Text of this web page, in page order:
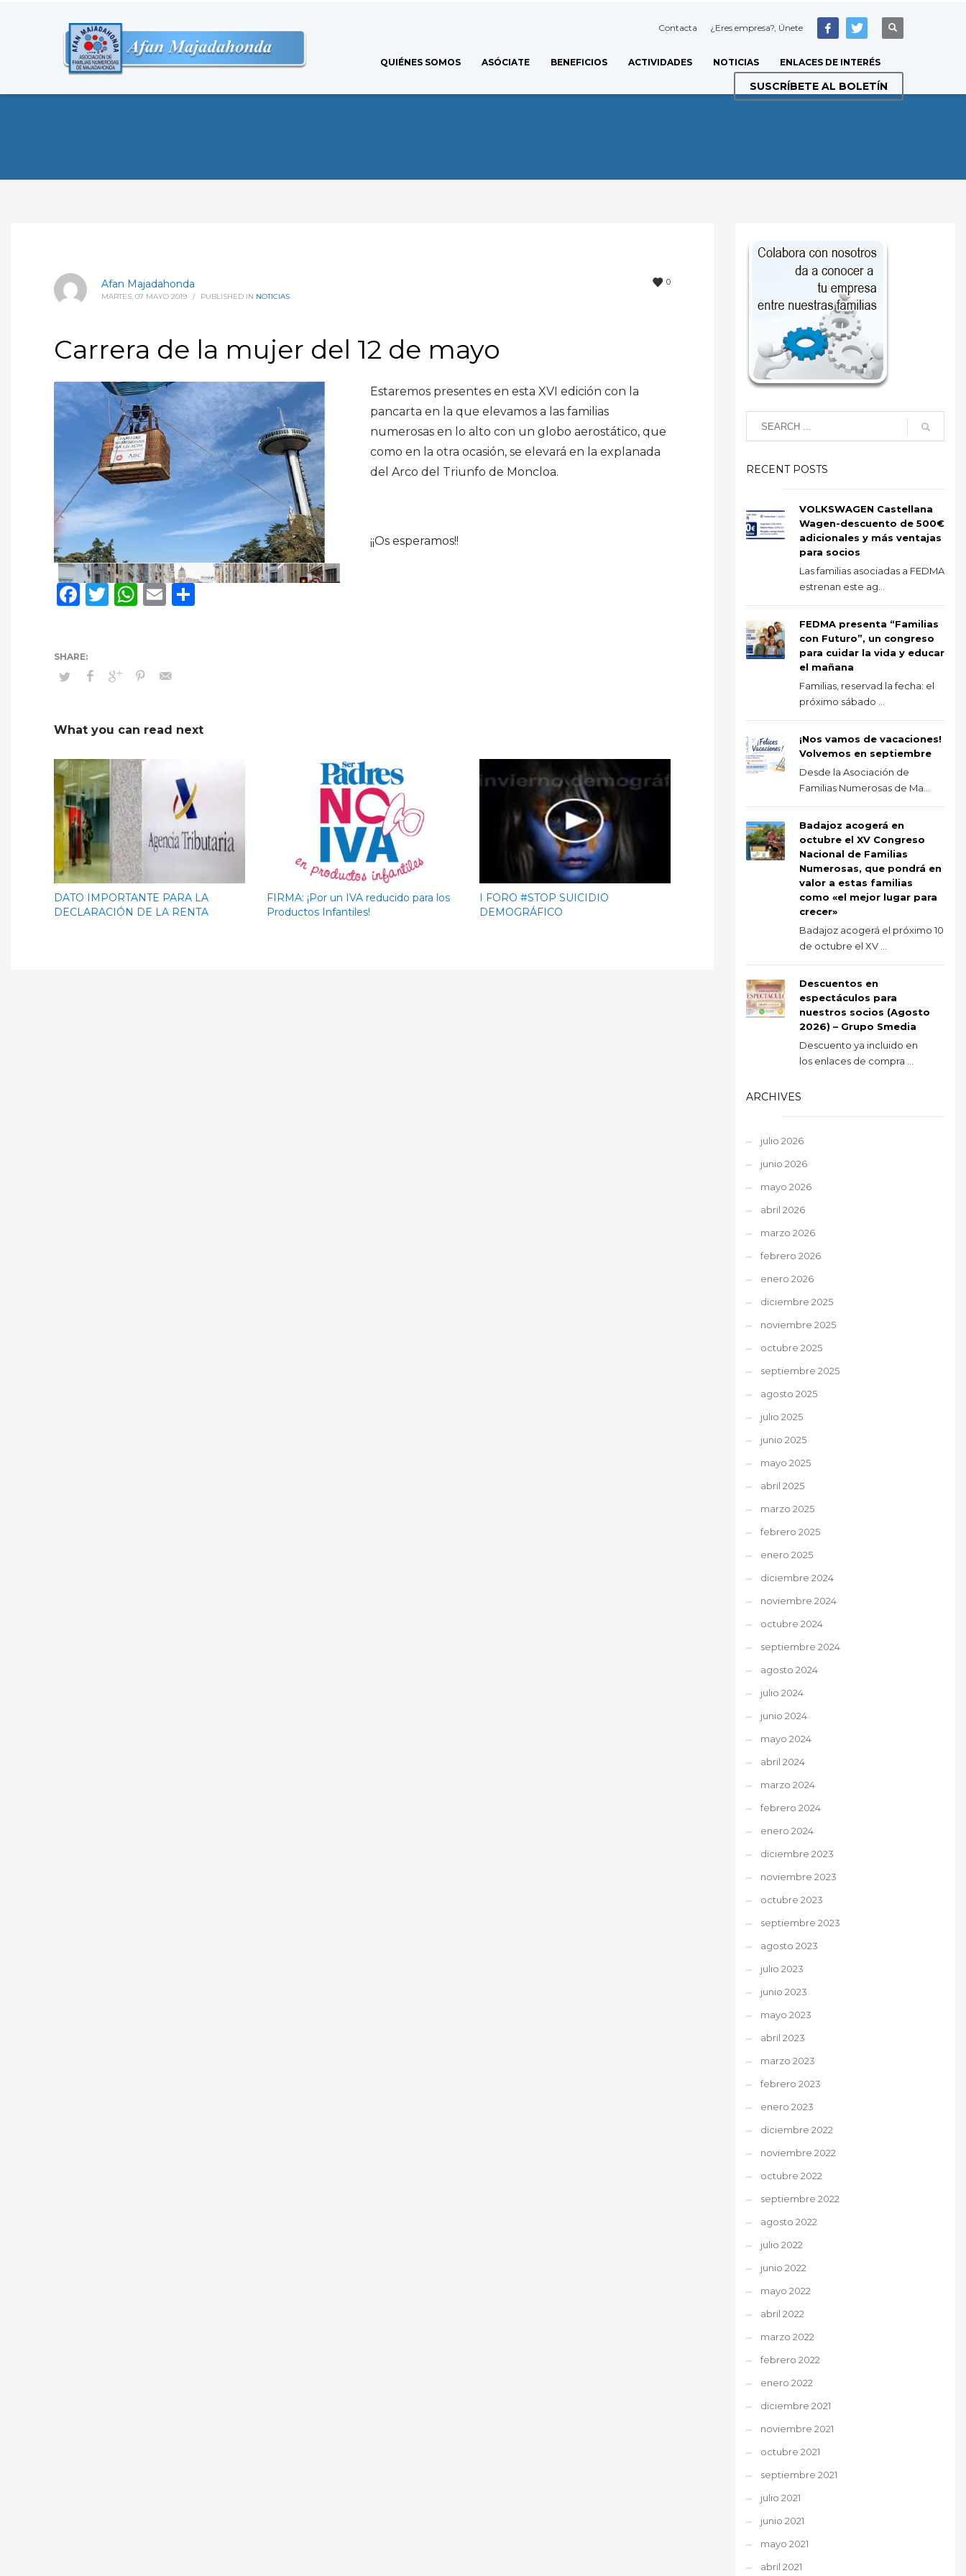
Contacta ¿Eres empresa?, Únete
QUIÉNES SOMOS ASÓCIATE BENEFICIOS ACTIVIDADES NOTICIAS ENLACES DE INTERÉS
SUSCRÍBETE AL BOLETÍN
0
Afan Majadahonda
MARTES, 07 MAYO 2019 / PUBLISHED IN NOTICIAS
Carrera de la mujer del 12 de mayo
Estaremos presentes en esta XVI edición con la
pancarta en la que elevamos a las familias
numerosas en lo alto con un globo aerostático, que
como en la otra ocasión, se elevará en la explanada
del Arco del Triunfo de Moncloa.
¡¡Os esperamos!!
Facebook
Twitter
WhatsApp
Email
What you can read next
DATO IMPORTANTE PARA LA
DECLARACIÓN DE LA RENTA
FIRMA: ¡Por un IVA reducido para los
Productos Infantiles!
I FORO #STOP SUICIDIO
DEMOGRÁFICO
RECENT POSTS
VOLKSWAGEN Castellana
Wagen-descuento de 500€
adicionales y más ventajas
para socios
Las familias asociadas a FEDMA
estrenan este ag...
FEDMA presenta “Familias
con Futuro”, un congreso
para cuidar la vida y educar
el mañana
Familias, reservad la fecha: el
próximo sábado ...
¡Nos vamos de vacaciones!
Volvemos en septiembre
Desde la Asociación de
Familias Numerosas de Ma...
Badajoz acogerá en
octubre el XV Congreso
Nacional de Familias
Numerosas, que pondrá en
valor a estas familias
como «el mejor lugar para
crecer»
Badajoz acogerá el próximo 10
de octubre el XV ...
Descuentos en
espectáculos para
nuestros socios (Agosto
2026) – Grupo Smedia
Descuento ya incluido en
los enlaces de compra ...
ARCHIVES
julio 2026
junio 2026
mayo 2026
abril 2026
marzo 2026
febrero 2026
enero 2026
diciembre 2025
noviembre 2025
octubre 2025
septiembre 2025
agosto 2025
julio 2025
junio 2025
mayo 2025
abril 2025
marzo 2025
febrero 2025
enero 2025
diciembre 2024
noviembre 2024
octubre 2024
septiembre 2024
agosto 2024
julio 2024
junio 2024
mayo 2024
abril 2024
marzo 2024
febrero 2024
enero 2024
diciembre 2023
noviembre 2023
octubre 2023
septiembre 2023
agosto 2023
julio 2023
junio 2023
mayo 2023
abril 2023
marzo 2023
febrero 2023
enero 2023
diciembre 2022
noviembre 2022
octubre 2022
septiembre 2022
agosto 2022
julio 2022
junio 2022
mayo 2022
abril 2022
marzo 2022
febrero 2022
enero 2022
diciembre 2021
noviembre 2021
octubre 2021
septiembre 2021
julio 2021
junio 2021
mayo 2021
abril 2021